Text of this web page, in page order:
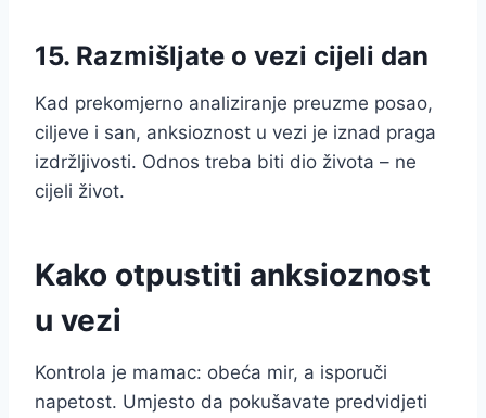
15. Razmišljate o vezi cijeli dan
Kad prekomjerno analiziranje preuzme posao,
ciljeve i san, anksioznost u vezi je iznad praga
izdržljivosti. Odnos treba biti dio života – ne
cijeli život.
Kako otpustiti anksioznost
u vezi
Kontrola je mamac: obeća mir, a isporuči
napetost. Umjesto da pokušavate predvidjeti